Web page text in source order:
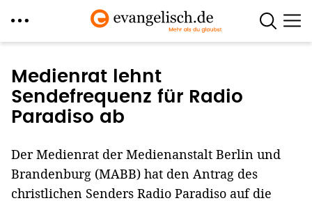
zum
Inhalt
Medienrat lehnt
Sendefrequenz für Radio
Paradiso ab
Der Medienrat der Medienanstalt Berlin und
Brandenburg (MABB) hat den Antrag des
christlichen Senders Radio Paradiso auf die